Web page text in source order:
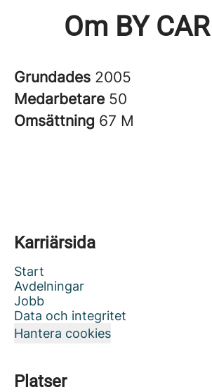
Om BY
Grundades 2005
Medarbetare 50
Omsättning 67 M
Karriärsida
Start
Avdelningar
Jobb
Data och integritet
Hantera cookies
Platser